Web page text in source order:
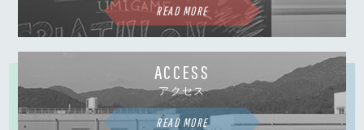
READ MORE
ACCESS
アクセス
READ MORE